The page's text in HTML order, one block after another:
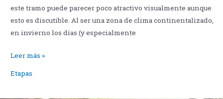
este tramo puede parecer poco atractivo visualmente aunque
esto es discutible. Al ser una zona de clima continentalizado,
en invierno los días (y especialmente
El
por
Leer más »
Etapas